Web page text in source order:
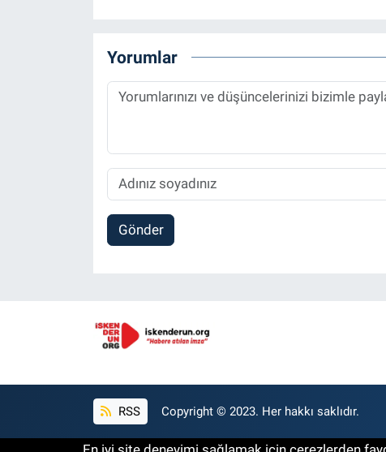
Yorumlar
Gönder
RSS Copyright © 2023. Her hakkı saklıdır.